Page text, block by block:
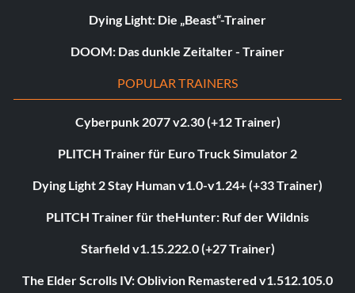
Dying Light: Die „Beast“-Trainer
DOOM: Das dunkle Zeitalter - Trainer
POPULAR TRAINERS
Cyberpunk 2077 v2.30 (+12 Trainer)
PLITCH Trainer für Euro Truck Simulator 2
Dying Light 2 Stay Human v1.0-v1.24+ (+33 Trainer)
PLITCH Trainer für theHunter: Ruf der Wildnis
Starfield v1.15.222.0 (+27 Trainer)
The Elder Scrolls IV: Oblivion Remastered v1.512.105.0